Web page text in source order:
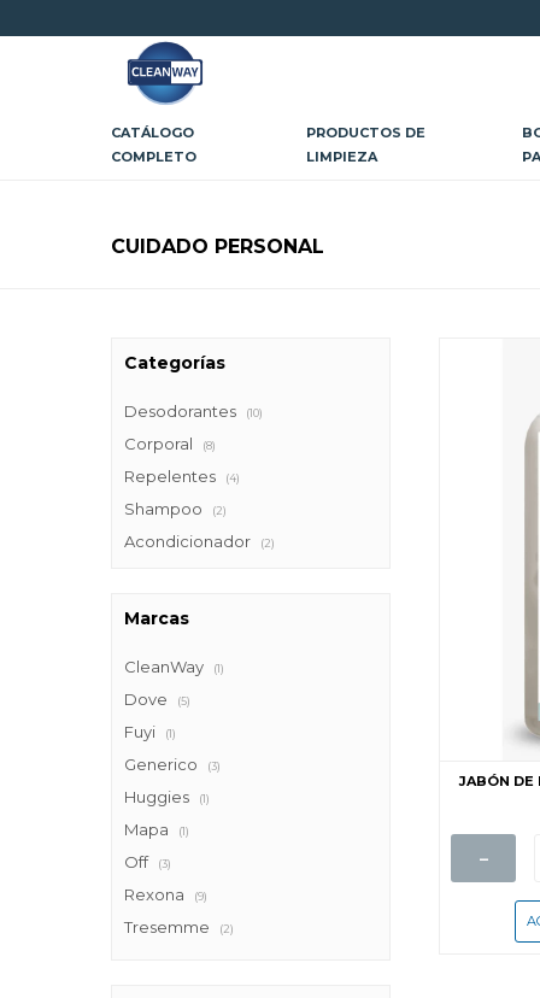
CATÁLOGO
COMPLETO
PRODUCTOS DE
LIMPIEZA
CUIDADO PERSONAL
JABÓN DE
-
Categorías
Desodorantes (10)
Corporal (8)
Repelentes (4)
Shampoo (2)
Acondicionador (2)
Marcas
CleanWay (1)
Dove (5)
Fuyi (1)
Generico (3)
Huggies (1)
Mapa (1)
Off (3)
Rexona (9)
Tresemme (2)